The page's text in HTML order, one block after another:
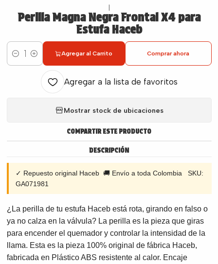
Perilla Magna Negra Frontal X4 para
Estufa Haceb
Cantidad
Agregar al Carrito Comprar ahora
Agregar a la lista de favoritos
Mostrar stock de ubicaciones
COMPARTIR ESTE PRODUCTO
DESCRIPCIÓN
✓ Repuesto original Haceb 🚚 Envío a toda Colombia SKU:
GA071981
¿La perilla de tu estufa Haceb está rota, girando en falso o
ya no calza en la válvula? La perilla es la pieza que giras
para encender el quemador y controlar la intensidad de la
llama. Esta es la pieza 100% original de fábrica Haceb,
fabricada en Plástico ABS resistente al calor. Encaje